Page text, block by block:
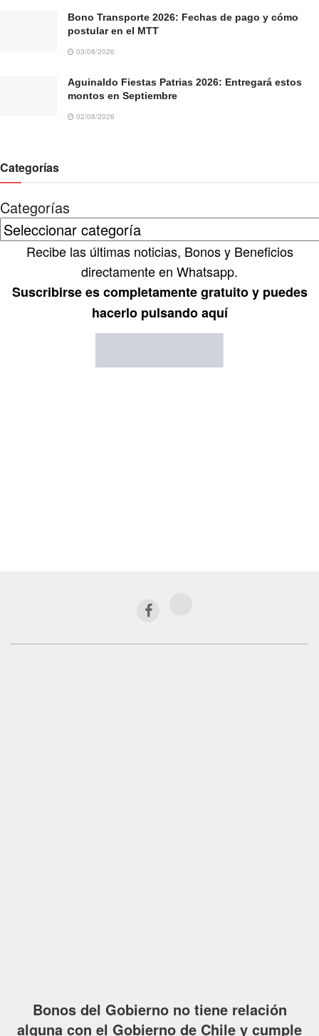
Bono Transporte 2026: Fechas de pago y cómo
postular en el MTT
03/08/2026
Aguinaldo Fiestas Patrias 2026: Entregará estos
montos en Septiembre
02/08/2026
Categorías
Categorías
Recibe las últimas noticias, Bonos y Beneficios
directamente en Whatsapp.
Suscribirse es completamente gratuito y puedes
hacerlo pulsando aquí
Bonos del Gobierno no tiene relación
alguna con el Gobierno de Chile y cumple